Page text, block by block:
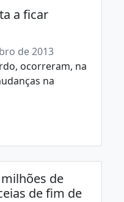
a ficar
de 2013
ocorreram, na
na
de
de fim de